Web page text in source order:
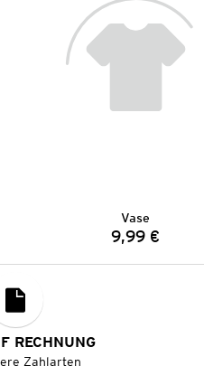
Vase
Preis:
9,99 €
RECHNUNG
Zahlarten